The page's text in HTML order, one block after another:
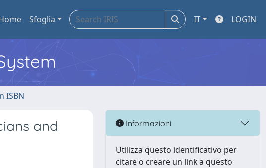
Sfoglia IT LOGIN
ISBN
and
Informazioni
Utilizza questo identificativo per
citare o creare un link a questo